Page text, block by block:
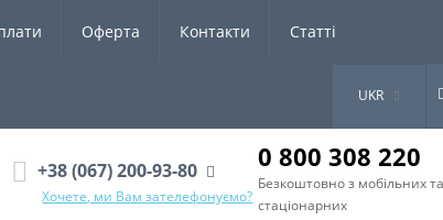
Оферта Контакти Статті
UKR
+38 (067) 200-93-80
Хочете, ми Вам зателефонуємо?
0 800 308 220
Безкоштовно з мобільних та
стаціонарних